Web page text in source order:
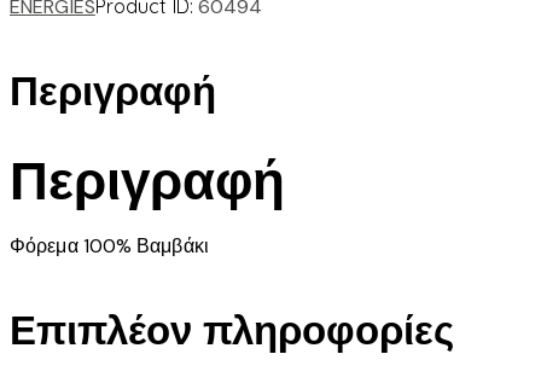
ENERGIESProduct ID:60494
Περιγραφή
Περιγραφή
Φόρεμα 100% Βαμβάκι
Επιπλέον πληροφορίες